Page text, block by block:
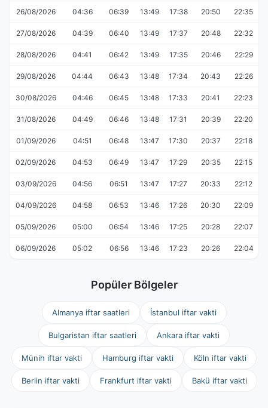
26/08/2026 04:36 06:39 13:49 17:38 20:50 22:35
27/08/2026 04:39 06:40 13:49 17:37 20:48 22:32
28/08/2026 04:41 06:42 13:49 17:35 20:46 22:29
29/08/2026 04:44 06:43 13:48 17:34 20:43 22:26
30/08/2026 04:46 06:45 13:48 17:33 20:41 22:23
31/08/2026 04:49 06:46 13:48 17:31 20:39 22:20
01/09/2026 04:51 06:48 13:47 17:30 20:37 22:18
02/09/2026 04:53 06:49 13:47 17:29 20:35 22:15
03/09/2026 04:56 06:51 13:47 17:27 20:33 22:12
04/09/2026 04:58 06:53 13:46 17:26 20:30 22:09
05/09/2026 05:00 06:54 13:46 17:25 20:28 22:07
06/09/2026 05:02 06:56 13:46 17:23 20:26 22:04
Popüler Bölgeler
Almanya iftar saatleri İstanbul iftar vakti
Bulgaristan iftar saatleri Ankara iftar vakti
Münih iftar vakti Hamburg iftar vakti Köln iftar vakti
Berlin iftar vakti Frankfurt iftar vakti Bakü iftar vakti